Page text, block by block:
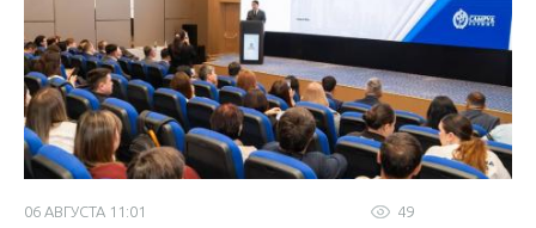
49
06 АВГУСТА 11:01